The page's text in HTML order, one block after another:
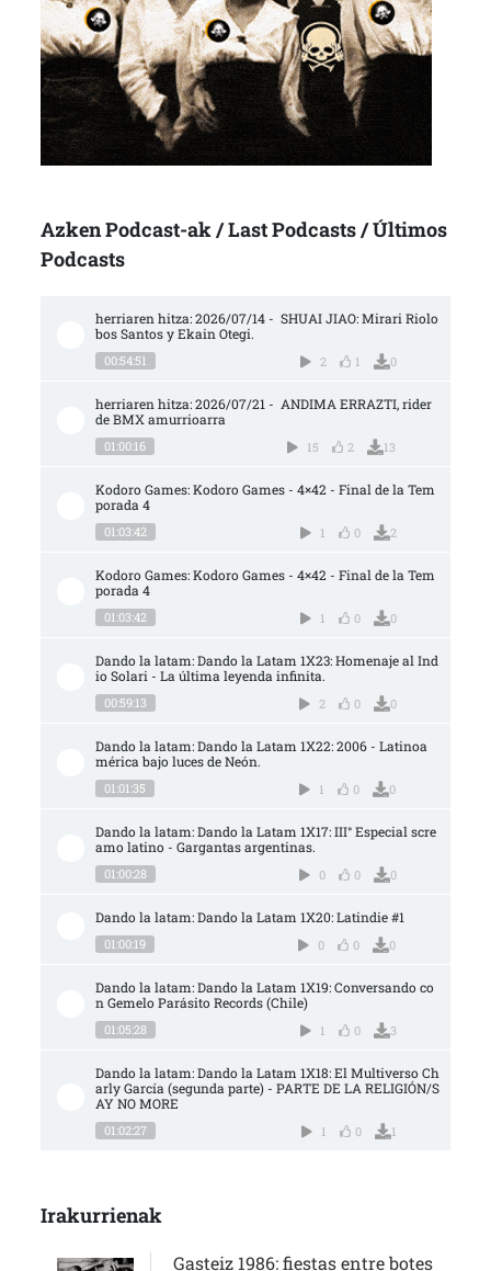
Azken Podcast-ak / Last Podcasts / Últimos
Podcasts
herriaren hitza: 2026/07/14 -  SHUAI JIAO: Mirari Riolo
bos Santos y Ekain Otegi.
00:54:51 2 1 0
herriaren hitza: 2026/07/21 -  ANDIMA ERRAZTI, rider
de BMX amurrioarra
01:00:16 15 2 13
Kodoro Games: Kodoro Games - 4×42 - Final de la Tem
porada 4
01:03:42 1 0 2
Kodoro Games: Kodoro Games - 4×42 - Final de la Tem
porada 4
01:03:42 1 0 0
Dando la latam: Dando la Latam 1X23: Homenaje al Ind
io Solari - La última leyenda infinita.
00:59:13 2 0 0
Dando la latam: Dando la Latam 1X22: 2006 - Latinoa
mérica bajo luces de Neón.
01:01:35 1 0 0
Dando la latam: Dando la Latam 1X17: III° Especial scre
amo latino - Gargantas argentinas.
01:00:28 0 0 0
Dando la latam: Dando la Latam 1X20: Latindie #1
01:00:19 0 0 0
Dando la latam: Dando la Latam 1X19: Conversando co
n Gemelo Parásito Records (Chile)
01:05:28 1 0 3
Dando la latam: Dando la Latam 1X18: El Multiverso Ch
arly García (segunda parte) - PARTE DE LA RELIGIÓN/S
AY NO MORE
01:02:27 1 0 1
Irakurrienak
Gasteiz 1986: fiestas entre botes